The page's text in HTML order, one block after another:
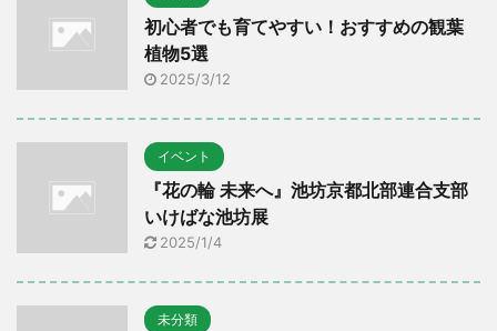
初心者でも育てやすい！おすすめの観葉
植物5選
2025/3/12
イベント
『花の輪 未来へ』池坊京都北部連合支部
いけばな池坊展
2025/1/4
未分類